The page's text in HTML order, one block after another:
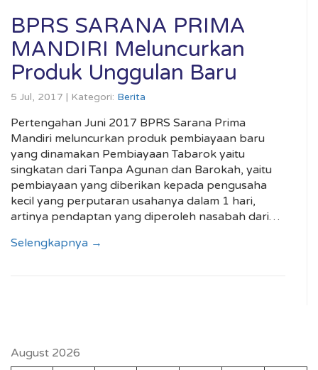
BPRS SARANA PRIMA
MANDIRI Meluncurkan
Produk Unggulan Baru
5 Jul, 2017 | Kategori: Berita
Pertengahan Juni 2017 BPRS Sarana Prima
Mandiri meluncurkan produk pembiayaan baru
yang dinamakan Pembiayaan Tabarok yaitu
singkatan dari Tanpa Agunan dan Barokah, yaitu
pembiayaan yang diberikan kepada pengusaha
kecil yang perputaran usahanya dalam 1 hari,
artinya pendaptan yang diperoleh nasabah dari…
Selengkapnya →
August 2026